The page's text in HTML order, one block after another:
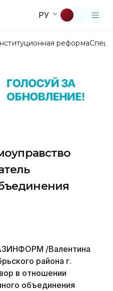
РУ
реформа
/Валентина
района г.
в отношении
объединения